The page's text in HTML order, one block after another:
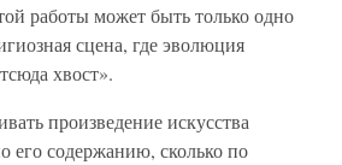
работы может быть только одно
сцена, где эволюция
хвост».
произведение искусства
его содержанию, сколько по